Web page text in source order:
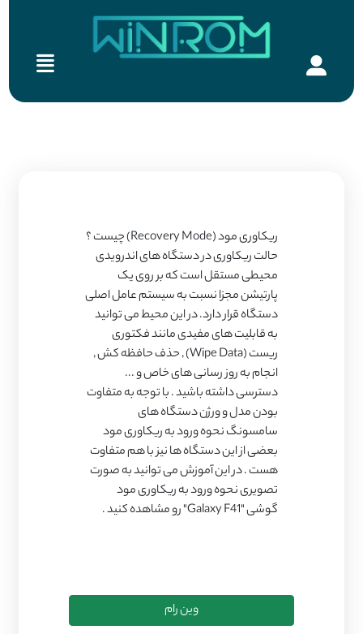
ریکاوری مود (Recovery Mode) چیست ؟
حالت ریکاوری در دستگاه های اندرویدی
محیطی مستقل است که بر روی یک
پارتیشن مجزا نسبت به سیستم عامل اصلی
دستگاه قرار دارد. در این محیط می توانید
به قابلیت های مفیدی مانند فکتوری
ریست (Wipe Data) , حذف حافظه کش ,
انجام به روز رسانی های خاص و ...
دسترسی داشته باشید . با توجه به متفاوت
بودن مدل و ورژن دستگاه های
سامسونگ نحوه ورود به ریکاوری مود
بعضی از این دستگاه ها نیز با هم متفاوت
هست . در این آموزش می توانید به صورت
تصویری نحوه ورود به ریکاوری مود
گوشی "Galaxy F41" رو مشاهده کنید .
وین رام